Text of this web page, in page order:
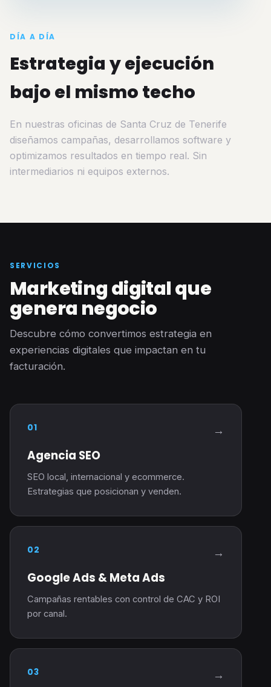
DÍA A DÍA
Estrategia y ejecución
bajo el mismo techo
En nuestras oficinas de Santa Cruz de Tenerife
diseñamos campañas, desarrollamos software y
optimizamos resultados en tiempo real. Sin
intermediarios ni equipos externos.
SERVICIOS
Marketing digital que
genera negocio
Descubre cómo convertimos estrategia en
experiencias digitales que impactan en tu
facturación.
01
Agencia SEO
SEO local, internacional y ecommerce.
Estrategias que posicionan y venden.
→
02
Google Ads & Meta Ads
Campañas rentables con control de CAC y ROI
por canal.
→
03 →